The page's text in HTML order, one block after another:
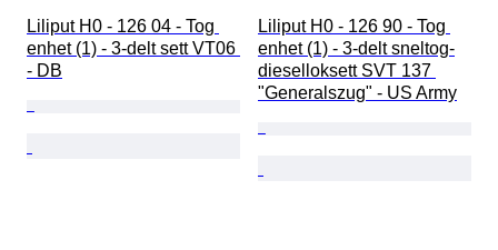
Liliput H0 - 126 04 - Tog
enhet (1) - 3-delt sett VT06
- DB
Liliput H0 - 126 90 - Tog
enhet (1) - 3-delt sneltog-
dieselloksett SVT 137
"Generalszug" - US Army